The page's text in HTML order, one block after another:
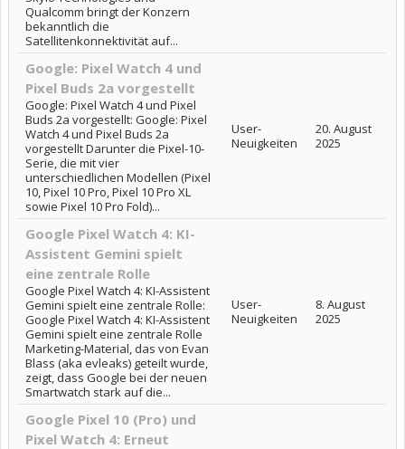
Qualcomm bringt der Konzern
bekanntlich die
Satellitenkonnektivität auf...
Google: Pixel Watch 4 und
Pixel Buds 2a vorgestellt
Google: Pixel Watch 4 und Pixel
Buds 2a vorgestellt: Google: Pixel
Watch 4 und Pixel Buds 2a
vorgestellt Darunter die Pixel-10-
Serie, die mit vier
unterschiedlichen Modellen (Pixel
10, Pixel 10 Pro, Pixel 10 Pro XL
sowie Pixel 10 Pro Fold)...
User-
Neuigkeiten
20. August
2025
Google Pixel Watch 4: KI-
Assistent Gemini spielt
eine zentrale Rolle
Google Pixel Watch 4: KI-Assistent
Gemini spielt eine zentrale Rolle:
Google Pixel Watch 4: KI-Assistent
Gemini spielt eine zentrale Rolle
Marketing-Material, das von Evan
Blass (aka evleaks) geteilt wurde,
zeigt, dass Google bei der neuen
Smartwatch stark auf die...
User-
Neuigkeiten
8. August
2025
Google Pixel 10 (Pro) und
Pixel Watch 4: Erneut